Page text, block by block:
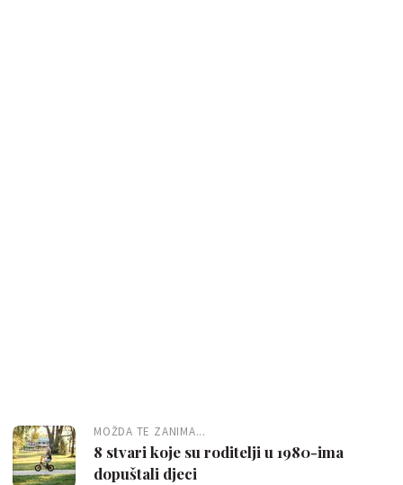
MOŽDA TE ZANIMA...
8 stvari koje su roditelji u 1980-ima
dopuštali djeci